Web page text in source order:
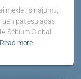
meklē risinājumu,
gan patiesu ādas
Sébium Global
Read more